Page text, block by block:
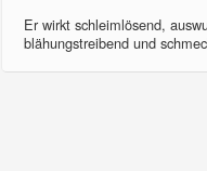
Er wirkt schleimlösend,
blähungstreibend und